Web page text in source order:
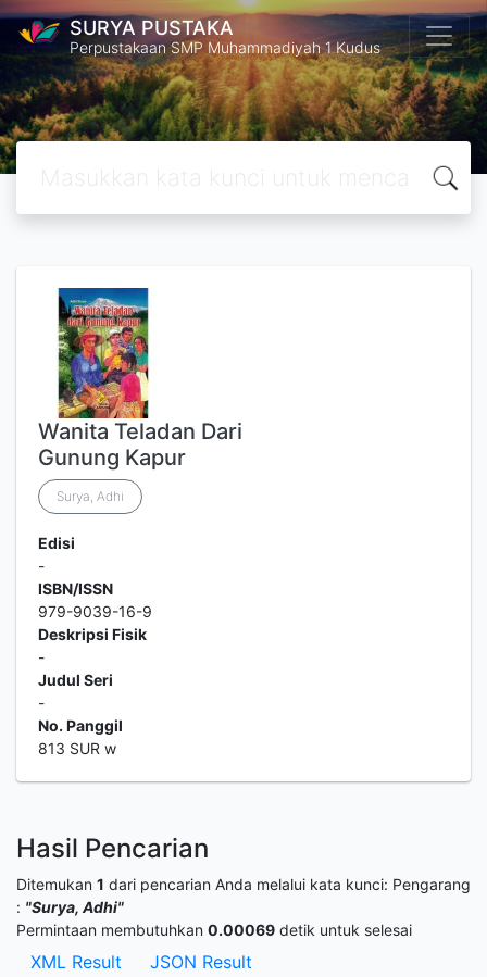
SURYA PUSTAKA
Perpustakaan SMP Muhammadiyah 1 Kudus
Wanita Teladan Dari
Gunung Kapur
Surya, Adhi
Edisi
-
ISBN/ISSN
979-9039-16-9
Deskripsi Fisik
-
Judul Seri
-
No. Panggil
813 SUR w
Hasil Pencarian
Ditemukan 1 dari pencarian Anda melalui kata kunci: Pengarang
: "Surya, Adhi"
Permintaan membutuhkan 0.00069 detik untuk selesai
XML Result JSON Result